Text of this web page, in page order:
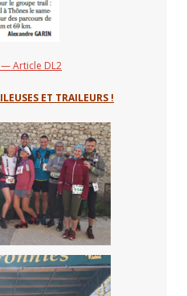
— Article DL2
ET TRAILEURS !